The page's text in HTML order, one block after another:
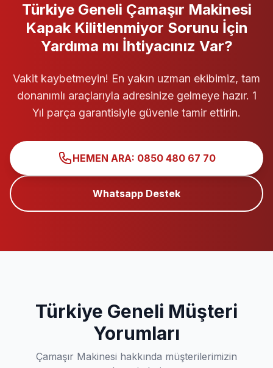
Türkiye Geneli Çamaşır Makinesi
Kapak Kilitlenmiyor Sorunu İçin
Yardıma mı İhtiyacınız Var?
Vakit kaybetmeyin! En yakın uzman ekibimiz, tam
donanımlı araçlarıyla adresinize gelmeye hazır. 1
Yıl parça garantisiyle güvenle tamir ettirin.
HEMEN ARA: 0850 480 67 70
Whatsapp Destek
Türkiye Geneli Müşteri
Yorumları
Çamaşır Makinesi hakkında müşterilerimizin